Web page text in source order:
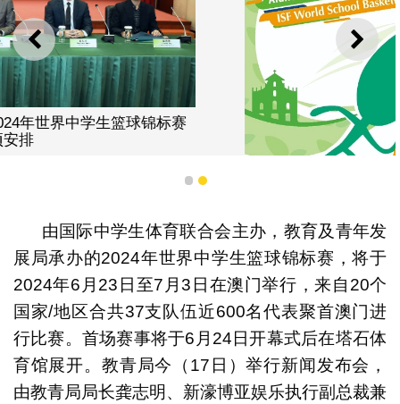
上一则 下一
2024年世界中学生篮球锦标赛将于6月23日至7月3日在澳
门举行
1 2
由国际中学生体育联合会主办，教育及青年发
展局承办的2024年世界中学生篮球锦标赛，将于
2024年6月23日至7月3日在澳门举行，来自20个
国家/地区合共37支队伍近600名代表聚首澳门进
行比赛。首场赛事将于6月24日开幕式后在塔石体
育馆展开。教青局今（17日）举行新闻发布会，
由教青局局长龚志明、新濠博亚娱乐执行副总裁兼